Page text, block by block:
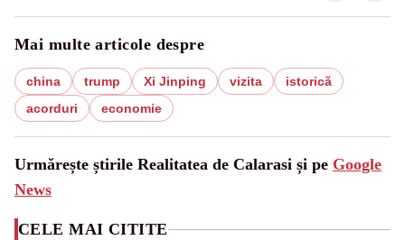
Mai multe articole despre
china trump Xi Jinping vizita
istorică
acorduri
economie
Urmărește știrile Realitatea de Calarasi și pe Google
News
CELE MAI CITITE